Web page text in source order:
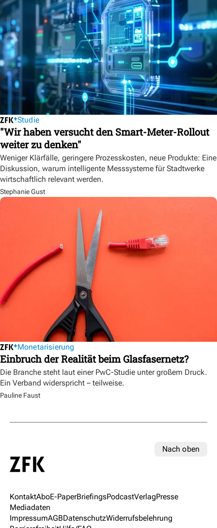
Studie
"Wir haben versucht den Smart-Meter-Rollout
weiter zu denken"
Weniger Klärfälle, geringere Prozesskosten, neue Produkte: Eine
Diskussion, warum intelligente Messsysteme für Stadtwerke
wirtschaftlich relevant werden.
Stephanie Gust
Monetarisierung
Einbruch der Realität beim Glasfasernetz?
Die Branche steht laut einer PwC-Studie unter großem Druck.
Ein Verband widerspricht – teilweise.
Pauline Faust
Nach oben
KontaktAboE-PaperBriefingsPodcastVerlagPresse
Mediadaten
ImpressumAGBDatenschutzWiderrufsbelehrung